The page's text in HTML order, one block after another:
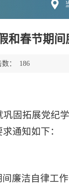
春节期间
： 186
固拓展党纪
通知如下：
廉洁自律工